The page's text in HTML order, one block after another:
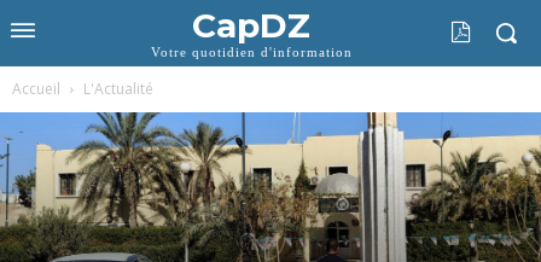
CapDZ
Votre quotidien d'information
Accueil L'Actualité